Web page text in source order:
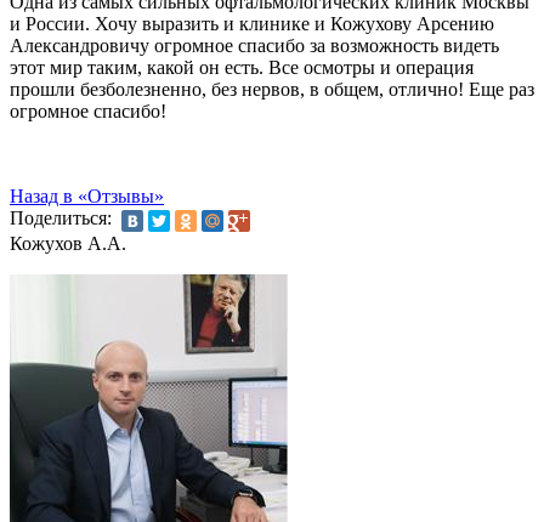
и России. Хочу выразить и клинике и Кожухову Арсению
Александровичу огромное спасибо за возможность видеть
этот мир таким, какой он есть. Все осмотры и операция
прошли безболезненно, без нервов, в общем, отлично! Еще раз
огромное спасибо!
Назад в «Отзывы»
Поделиться:
Кожухов А.А.